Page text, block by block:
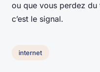
ou que vous perdez
c’est le signal.
internet